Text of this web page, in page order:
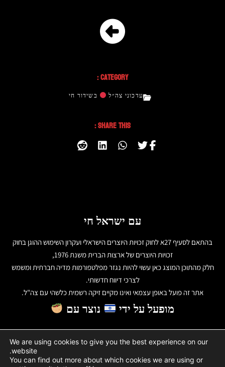
Category :
עדכוני צה״ל בשידור חי
Share This :
עם ישראל חי
בהתאם לסעיף 27א לחוק זכויות היוצרים הישראלי ועקרון השימוש ההוגן בחוק
זכויות היוצרים של ארצות הברית משנת 1976,
חלק מהתוכן המוצג כאן עשוי להיות נגזר מפלטפורמות מדיה חברתית ומשמש
לצרכי דיווח חדשותי.
אתר זה פועל באופן עצמאי ואינו מקיים זיקה רשמית כלשהי עם צה"ל.
מופעל על ידי נוצר עם
We are using cookies to give you the best experience on our
website.
You can find out more about which cookies we are using or